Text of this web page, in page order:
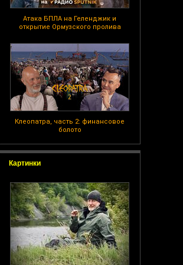
Атака БПЛА на Геленджик и
открытие Ормузского пролива
Клеопатра, часть 2: финансовое
болото
Картинки